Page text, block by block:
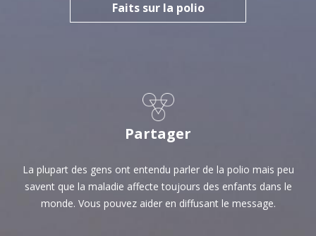
Faits sur la polio
Partager
La plupart des gens ont entendu parler de la polio mais peu
savent que la maladie affecte toujours des enfants dans le
monde. Vous pouvez aider en diffusant le message.